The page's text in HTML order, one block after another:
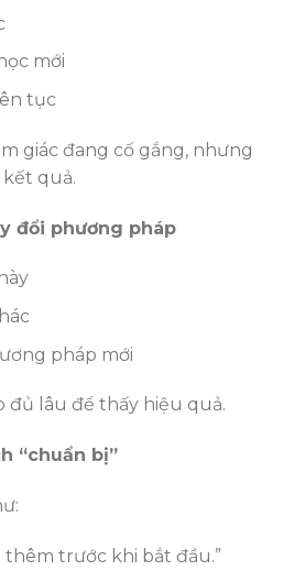
mới
tục
giác đang cố gắng, nhưng
quả.
đổi phương pháp
pháp mới
đủ lâu để thấy hiệu quả.
“chuẩn bị”
thêm trước khi bắt đầu.”